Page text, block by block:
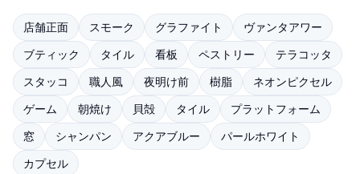
店舗正面 スモーク グラファイト
ヴァンタアワー
ブティック
タイル 看板 ペストリー
テラコッタ
スタッコ
職人風 夜明け前 樹脂
ネオンピクセル
ゲーム
朝焼け 貝殻 タイル
プラットフォーム
窓
シャンパン アクアブルー
パールホワイト
カプセル